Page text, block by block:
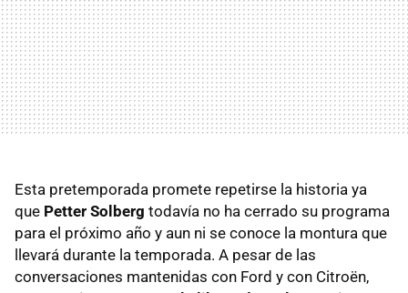
Esta pretemporada promete repetirse la historia ya
que Petter Solberg todavía no ha cerrado su programa
para el próximo año y aun ni se conoce la montura que
llevará durante la temporada. A pesar de las
conversaciones mantenidas con Ford y con Citroën,